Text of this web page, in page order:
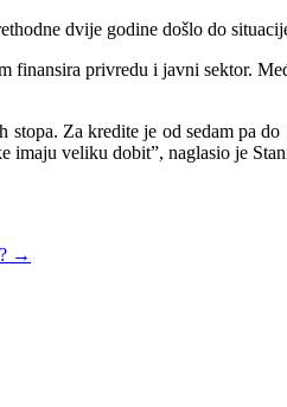
dvije godine došlo do
finansira privredu i javni sektor.
Za kredite je od sedam pa
imaju veliku dobit”, naglasio je
→